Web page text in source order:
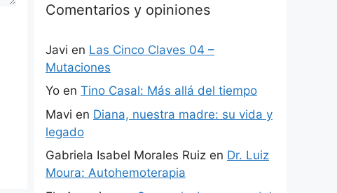
Comentarios y opiniones
Javi en Las Cinco Claves 04 –
Mutaciones
Yo en Tino Casal: Más allá del tiempo
Mavi en Diana, nuestra madre: su vida y
legado
Gabriela Isabel Morales Ruiz en Dr. Luiz
Moura: Autohemoterapia